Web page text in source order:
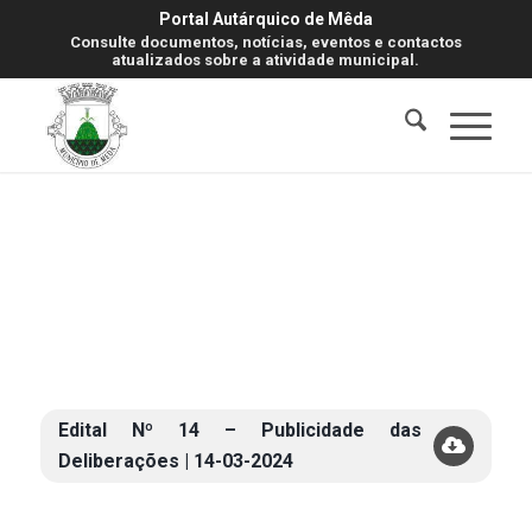
Portal Autárquico de Mêda
Consulte documentos, notícias, eventos e contactos
atualizados sobre a atividade municipal.
Edital Nº 14 – Publicidade das
Deliberações | 14-03-2024